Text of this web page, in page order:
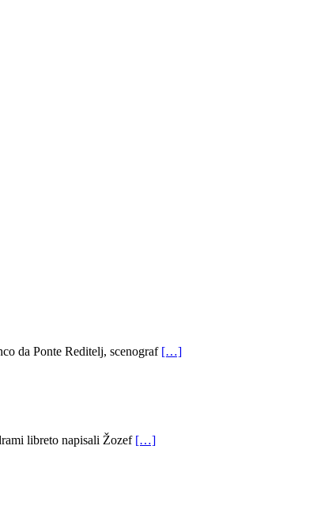
da Ponte Reditelj, scenograf […]
libreto napisali Žozef […]